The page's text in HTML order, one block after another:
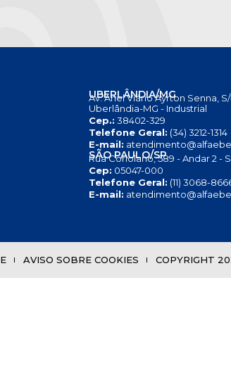
UBERLÂNDIA/MG
Av. Anel Viário Ayrton Senna,
Uberlândia-MG - Industrial
Cep.: 38402-329
Telefone Geral: (34) 3212-1314
E-mail:
SÃO PAULO/SP
Rua Coriolano, 589 - Andar 2 -
Cep: 05047-000
Telefone Geral: (11) 3068-
E-mail:
AVISO SOBRE COOKIES COPYRIGHT